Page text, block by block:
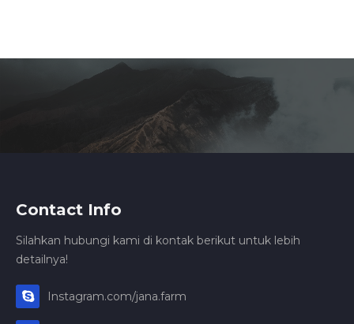
Contact Info
Silahkan hubungi kami di kontak berikut untuk lebih
detailnya!
Instagram.com/jana.farm